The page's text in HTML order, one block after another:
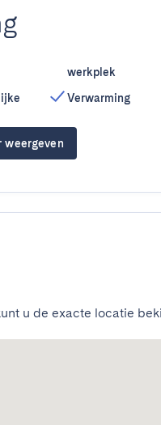
werkplek
Verwarming
u de exacte locatie